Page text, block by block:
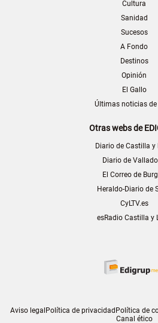
Cultura
Sanidad
Sucesos
A Fondo
Destinos
Opinión
El Gallo
Últimas noticias de
Otras webs de
Diario de Castilla y
Diario de
El Correo de
Heraldo-Diario de
CyLTV.es
esRadio Castilla y
Aviso legal Política de privacidad Política de
Canal ético